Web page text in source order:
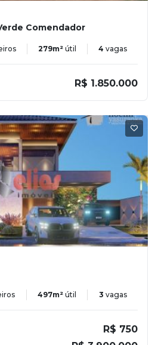
Comendador
279m² útil 4 vagas
R$ 1.850.000
497m²útil 3 vagas
R$ 750